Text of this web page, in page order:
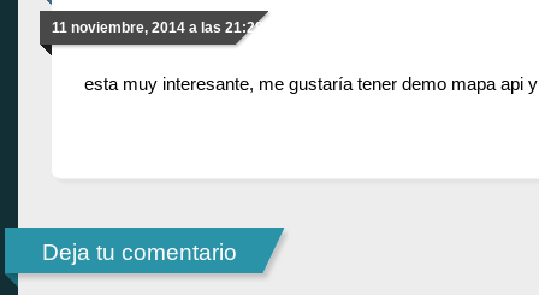
11 noviembre, 2014 a las 21:28
esta muy interesante, me gustaría tener demo mapa api
Deja tu comentario